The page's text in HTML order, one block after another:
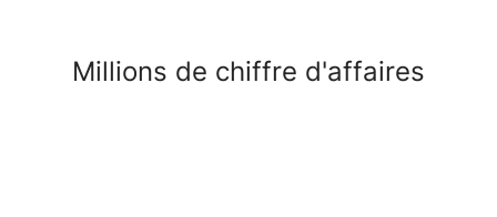
Millions de chiffre d'affaires